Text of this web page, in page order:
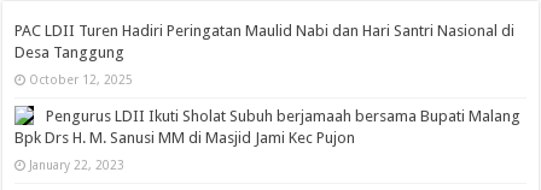
PAC LDII Turen Hadiri Peringatan Maulid Nabi dan Hari Santri Nasional di
Desa Tanggung
October 12, 2025
Pengurus LDII Ikuti Sholat Subuh berjamaah bersama Bupati Malang
Bpk Drs H. M. Sanusi MM di Masjid Jami Kec Pujon
January 22, 2023